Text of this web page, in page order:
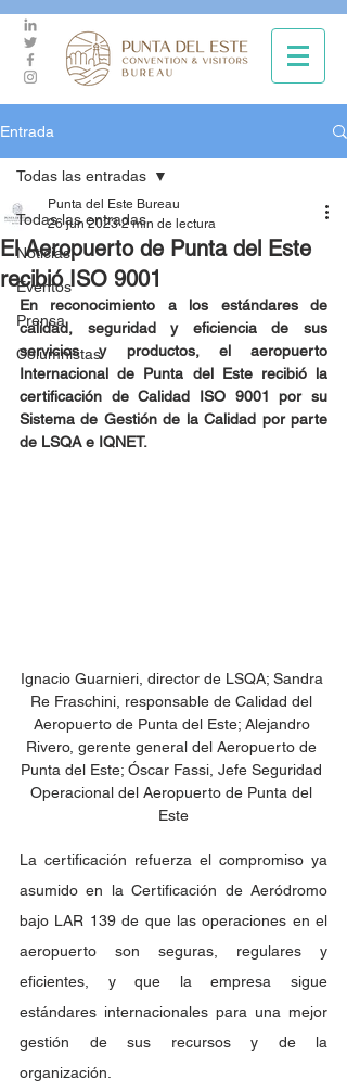
Entrada
Todas las entradas
Noticias
Eventos
Prensa
Columnistas
Todas las entradas
El Aeropuerto de Punta del Este
recibió ISO 9001
Punta del Este Bureau
26 jun 2023 2 min de lectura
En reconocimiento a los estándares de
calidad, seguridad y eficiencia de sus
servicios y productos, el aeropuerto
Internacional de Punta del Este recibió la
certificación de Calidad ISO 9001 por su
Sistema de Gestión de la Calidad por parte
de LSQA e IQNET.
Ignacio Guarnieri, director de LSQA; Sandra
Re Fraschini, responsable de Calidad del
Aeropuerto de Punta del Este; Alejandro
Rivero, gerente general del Aeropuerto de
Punta del Este; Óscar Fassi, Jefe Seguridad
Operacional del Aeropuerto de Punta del
Este
La certificación refuerza el compromiso ya
asumido en la Certificación de Aeródromo
bajo LAR 139 de que las operaciones en el
aeropuerto son seguras, regulares y
eficientes, y que la empresa sigue
estándares internacionales para una mejor
gestión de sus recursos y de la
organización.